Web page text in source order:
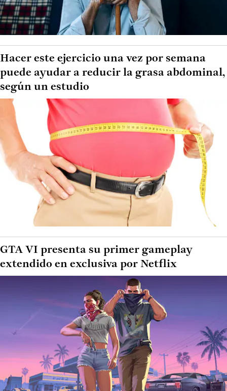
Hacer este ejercicio una vez por semana
puede ayudar a reducir la grasa abdominal,
según un estudio
GTA VI presenta su primer gameplay
extendido en exclusiva por Netflix